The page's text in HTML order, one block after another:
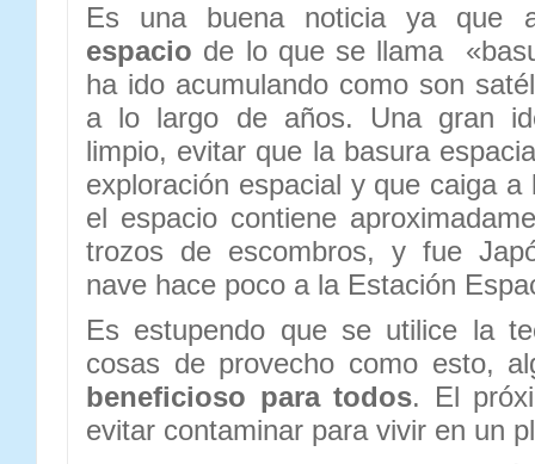
Es una buena noticia ya que
espacio de lo que se llama
ha ido acumulando como son
a lo largo de años. Una gran
limpio, evitar que la basura
exploración espacial y que caiga
el espacio contiene
trozos de escombros, y fue
nave hace poco a la Estación
Es estupendo que se utilice la
cosas de provecho como esto,
beneficioso para todos. El
evitar contaminar para vivir en un